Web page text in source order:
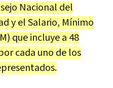
Nacional del
y el Salario, Mínimo
que incluye a 48
cada uno de los